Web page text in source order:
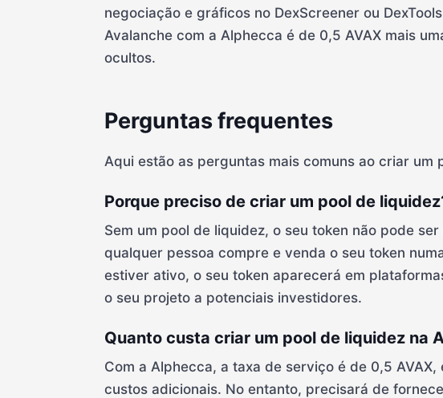
negociação e gráficos no DexScreener ou
Avalanche com a Alphecca é de 0,5 AVAX mais
ocultos.
Perguntas frequentes
Aqui estão as perguntas mais comuns ao criar um
Porque preciso de criar um pool de
Sem um pool de liquidez, o seu token não pode
qualquer pessoa compre e venda o seu token
estiver ativo, o seu token aparecerá em
o seu projeto a potenciais investidores.
Quanto custa criar um pool de liquidez na
Com a Alphecca, a taxa de serviço é de 0,5
custos adicionais. No entanto, precisará de